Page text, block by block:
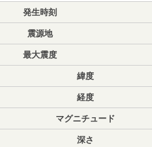
発生時刻
震源地
最大震度
緯度
経度
マグニチュード
深さ